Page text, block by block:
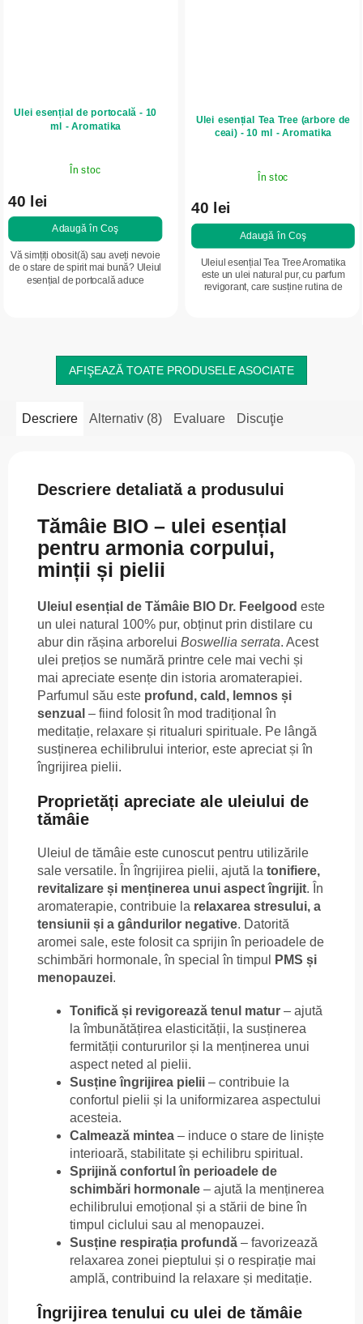
Ulei esențial de portocală - 10
ml - Aromatika
În stoc
40 lei
Adaugă în Coş
Vă simțiți obosit(ă) sau aveți nevoie
de o stare de spirit mai bună? Uleiul
esențial de portocală aduce
Ulei esențial Tea Tree (arbore de
ceai) - 10 ml - Aromatika
În stoc
40 lei
Adaugă în Coş
Uleiul esențial Tea Tree Aromatika
este un ulei natural pur, cu parfum
revigorant, care susține rutina de
AFIŞEAZĂ TOATE PRODUSELE ASOCIATE
Descriere Alternativ (8) Evaluare Discuţie
Descriere detaliată a produsului
Tămâie BIO – ulei esențial
pentru armonia corpului,
minții și pielii
Uleiul esențial de Tămâie BIO Dr. Feelgood este
un ulei natural 100% pur, obținut prin distilare cu
abur din rășina arborelui Boswellia serrata. Acest
ulei prețios se numără printre cele mai vechi și
mai apreciate esențe din istoria aromaterapiei.
Parfumul său este profund, cald, lemnos și
senzual – fiind folosit în mod tradițional în
meditație, relaxare și ritualuri spirituale. Pe lângă
susținerea echilibrului interior, este apreciat și în
îngrijirea pielii.
Proprietăți apreciate ale uleiului de
tămâie
Uleiul de tămâie este cunoscut pentru utilizările
sale versatile. În îngrijirea pielii, ajută la tonifiere,
revitalizare și menținerea unui aspect îngrijit. În
aromaterapie, contribuie la relaxarea stresului, a
tensiunii și a gândurilor negative. Datorită
aromei sale, este folosit ca sprijin în perioadele de
schimbări hormonale, în special în timpul
PMS și
menopauzei.
Tonifică și revigorează tenul matur – ajută
la îmbunătățirea elasticității, la susținerea
fermității contururilor și la menținerea unui
aspect neted al pielii.
Susține îngrijirea pielii – contribuie la
confortul pielii și la uniformizarea aspectului
acesteia.
Calmează mintea – induce o stare de liniște
interioară, stabilitate și echilibru spiritual.
Sprijină confortul în perioadele de
schimbări hormonale – ajută la menținerea
echilibrului emoțional și a stării de bine în
timpul ciclului sau al menopauzei.
Susține respirația profundă – favorizează
relaxarea zonei pieptului și o respirație mai
amplă, contribuind la relaxare și meditație.
Îngrijirea tenului cu ulei de tămâie